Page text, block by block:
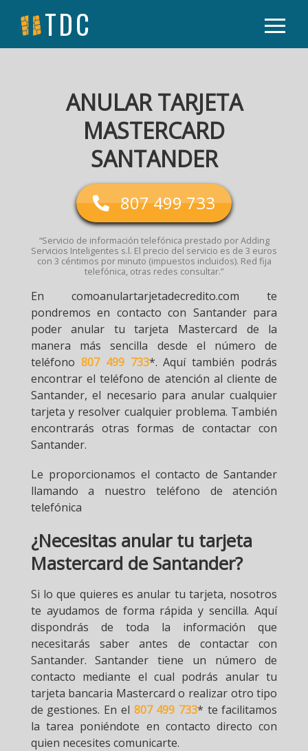
TDC
ANULAR TARJETA
MASTERCARD
SANTANDER
807 499 733
“Servicio de información telefónica prestado por Adding
Servicios Inteligentes s.l. El precio del servicio es de 3 euros
con 3 céntimos por minuto (impuestos incluidos). Red fija
telefónica, otras redes consultar.”
En comoanulartarjetadecredito.com te
pondremos en contacto con Santander para
poder anular tu tarjeta Mastercard de la
manera más sencilla desde el número de
teléfono 807 499 733*. Aquí también podrás
encontrar el teléfono de atención al cliente de
Santander, el necesario para anular cualquier
tarjeta y resolver cualquier problema. También
encontrarás otras formas de contactar con
Santander.
Le proporcionamos el contacto de Santander
llamando a nuestro teléfono de atención
telefónica
¿Necesitas anular tu tarjeta
Mastercard de Santander?
Si lo que quieres es anular tu tarjeta, nosotros
te ayudamos de forma rápida y sencilla. Aquí
dispondrás de toda la información que
necesitarás saber antes de contactar con
Santander. Santander tiene un número de
contacto mediante el cual podrás anular tu
tarjeta bancaria Mastercard o realizar otro tipo
de gestiones. En el 807 499 733* te facilitamos
la tarea poniéndote en contacto directo con
quien necesites comunicarte.